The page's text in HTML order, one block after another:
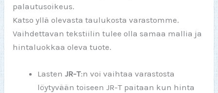
palautusoikeus.
Katso yllä olevasta taulukosta varastomme.
Vaihdettavan tekstiilin tulee olla samaa mallia ja
hintaluokkaa oleva tuote.
LastenJR-T:n voi vaihtaa varastosta
löytyvään toiseen JR-T paitaan kun hinta